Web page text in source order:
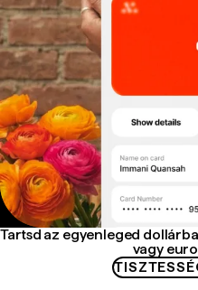
Tartsd az egyenleged
vagy